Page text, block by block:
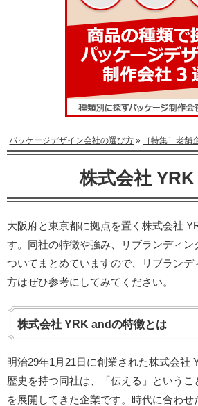
パッケージデザイン会社の選び方 » ［特集］老
株式会社
大阪府と東京都に拠点を置く株式会社
す。同社の特徴や強み、リブランディン
ついてまとめていますので、リブランデ
方はぜひ参考にしてみてください。
株式会社 YRK andの特徴とは
明治29年1月21日に創業された株式会社
歴史を持つ同社は、「伝える」というこ
を展開してきた企業です。時代に合わせ